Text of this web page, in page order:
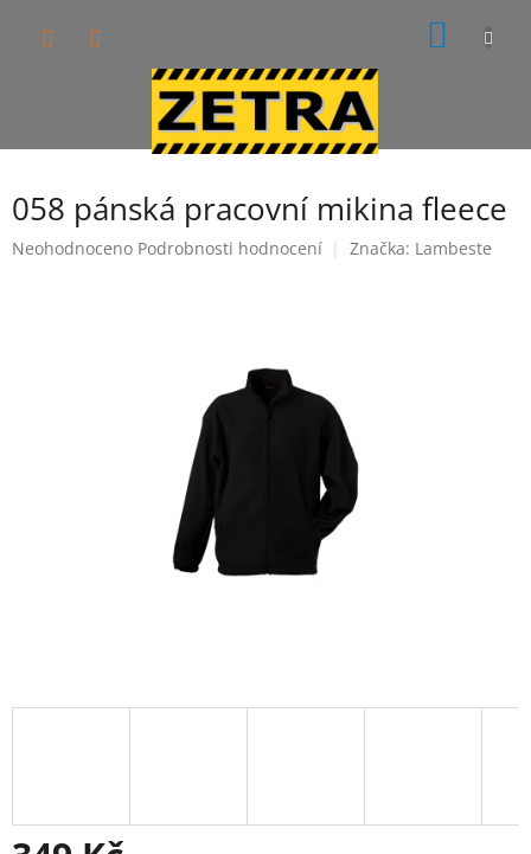
058 pánská pracovní mikina fleece
Průměrné
Neohodnoceno Podrobnosti hodnocení Značka: Lambeste